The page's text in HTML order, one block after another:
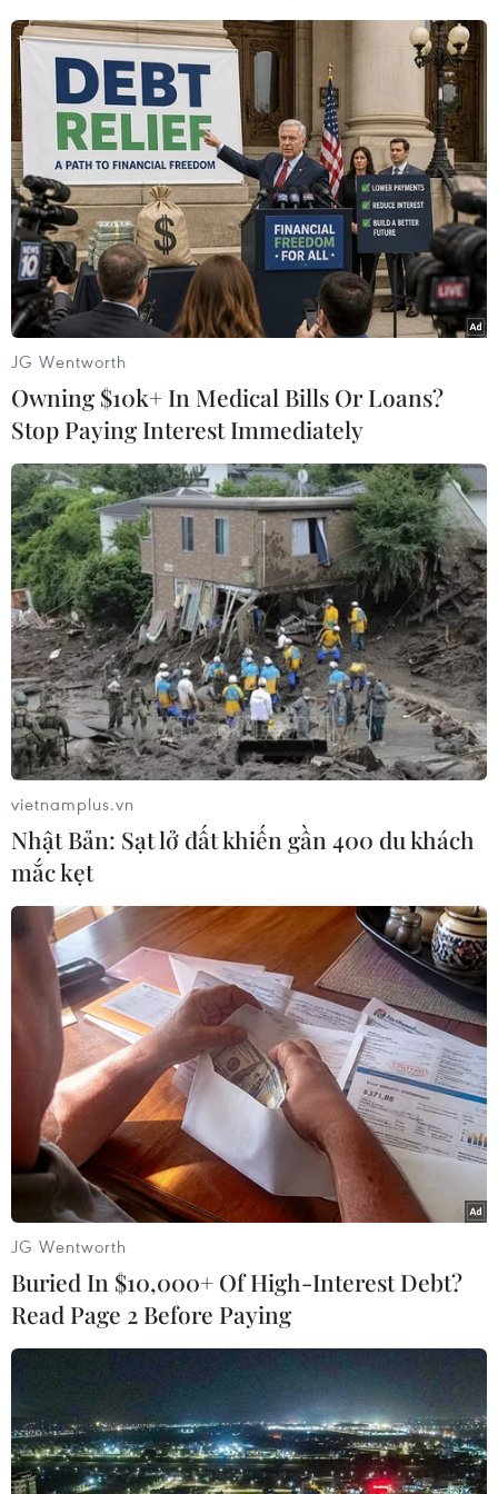
phân biệt chủng tộc trước đây và hiện nay, cũng
như đấu tranh vì “sự an toàn và gắn kết” của
toàn thể người dân.
Để mừng Tết Nguyên đán, California tổ chức
nhiều hoạt động sôi nổi như diễu hành, múa
lân. Lễ diễu hành tại Khu phố Tàu (Chinatown)
ở thành phố San Francisco hàng năm thu hút
hàng nghìn người tham gia nhân dịp Tết
Nguyên đán./.
(TTXVN/Vietnam+)
#Phân biệt chủng tộc
#Tết Nguyên đán
#Thống đốc bang California
Mỹ
Theo dõi VietnamPlus
TIN LIÊN QUAN
Liên hợp quốc kêu gọi xóa bỏ mọi hình
thức phân biệt chủng tộc
JG Wentworth
Owning $10k+ In Medical Bills Or Loans?
Stop Paying Interest Immediately
vietnamplus.vn
Nhật Bản: Sạt lở đất khiến gần 400 du khách
mắc kẹt
JG Wentworth
Buried In $10,000+ Of High-Interest Debt?
Read Page 2 Before Paying